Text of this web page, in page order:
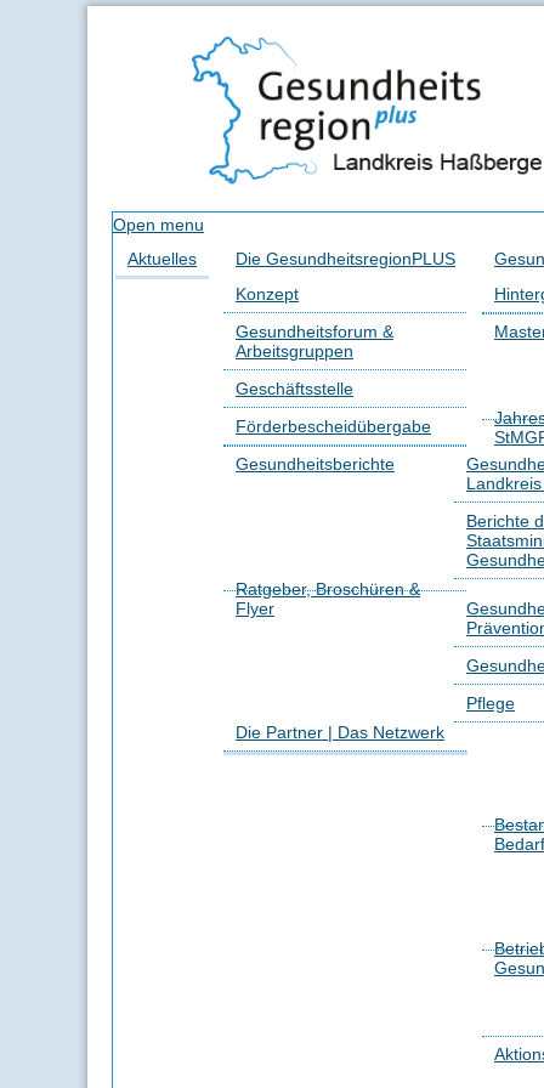
Open menu
Aktuelles
Die GesundheitsregionPLUS
Konzept
Gesundheitsforum &
Arbeitsgruppen
Geschäftsstelle
Förderbescheidübergabe
Gesundheitsberichte
Berichte
Ratgeber, Broschüren &
Flyer
Pflege
Die Partner | Das Netzwerk